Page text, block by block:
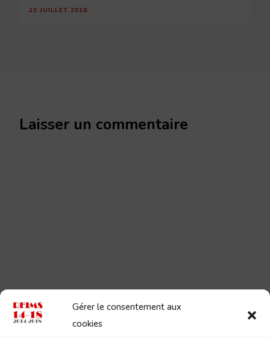
Gérer le consentement aux
cookies
23 JUILLET 2018
Laisser un commentaire